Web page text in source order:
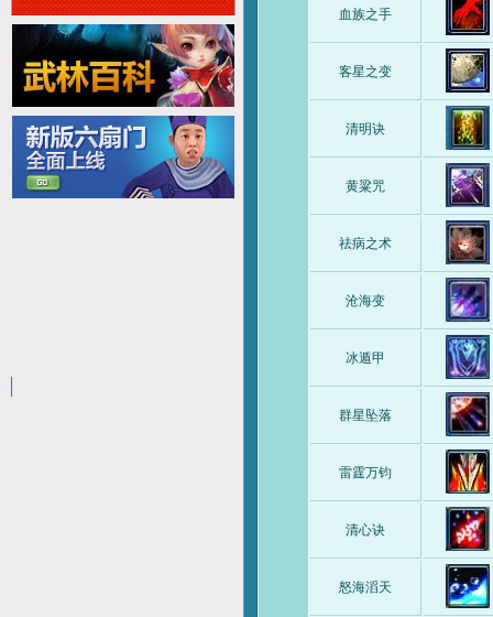
血族之手
客星之变
清明诀
黄粱咒
祛病之术
沧海变
冰遁甲
群星坠落
雷霆万钧
清心诀
怒海滔天